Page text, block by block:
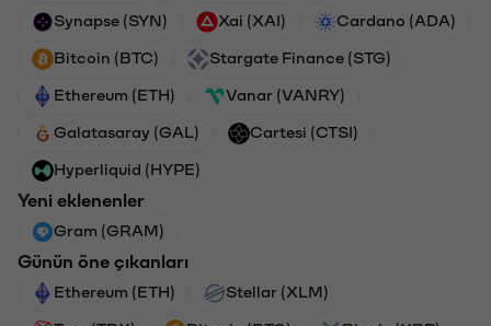
Synapse (SYN) Xai (XAI) Cardano (ADA)
Bitcoin (BTC) Stargate Finance (STG)
Ethereum (ETH) Vanar (VANRY)
Galatasaray (GAL) Cartesi (CTSI)
Hyperliquid (HYPE)
Yeni eklenenler
Gram (GRAM)
Günün öne çıkanları
Ethereum (ETH) Stellar (XLM)